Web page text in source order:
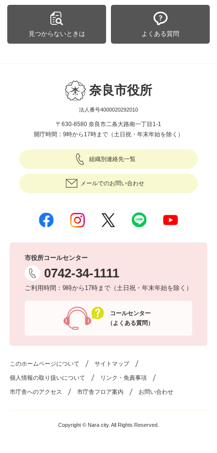
見つからないときは よくある質問
奈良市役所
法人番号4000020292010
〒630-8580 奈良市二条大路南一丁目1-1
開庁時間：9時から17時まで（土日祝・年末年始を除く）
組織別連絡先一覧
メールでのお問い合わせ
市役所コールセンター
0742-34-1111
ご利用時間：9時から17時まで（土日祝・年末年始を除く）
コールセンター
（よくある質問）
このホームページについて サイトマップ
個人情報の取り扱いについて リンク・免責事項
市庁舎へのアクセス 市庁舎フロア案内 お問い合わせ
Copyright © Nara city. All Rights Reserved.